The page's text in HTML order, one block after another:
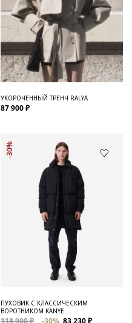
УКОРОЧЕННЫЙ ТРЕНЧ RALYA
87 900 ₽
-30%
ПУХОВИК С КЛАССИЧЕСКИМ
ВОРОТНИКОМ KANYE
118 900 ₽ -30% 83 230 ₽